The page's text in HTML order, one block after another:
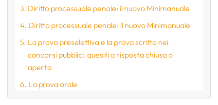
Diritto processuale penale: il nuovo Minimanuale
Diritto processuale penale: il nuovo Minimanuale
La prova preselettiva e la prova scritta nei
concorsi pubblici: quesiti a risposta chiusa o
aperta
La prova orale